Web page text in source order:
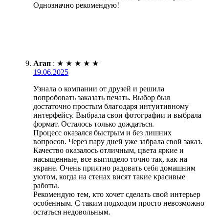
Однозначно рекомендую!
Агап : ★ ★ ★ ★ ★
19.06.2025
Узнала о компании от друзей и решила
попробовать заказать печать. Выбор был
достаточно простым благодаря интуитивному
интерфейсу. Выбрала свои фотографии и выбрала
формат. Осталось только дождаться.
Процесс оказался быстрым и без лишних
вопросов. Через пару дней уже забрала свой заказ.
Качество оказалось отличным, цвета яркие и
насыщенные, все выглядело точно так, как на
экране. Очень приятно радовать себя домашним
уютом, когда на стенах висят такие красивые
работы.
Рекомендую тем, кто хочет сделать свой интерьер
особенным. С таким подходом просто невозможно
остаться недовольным.